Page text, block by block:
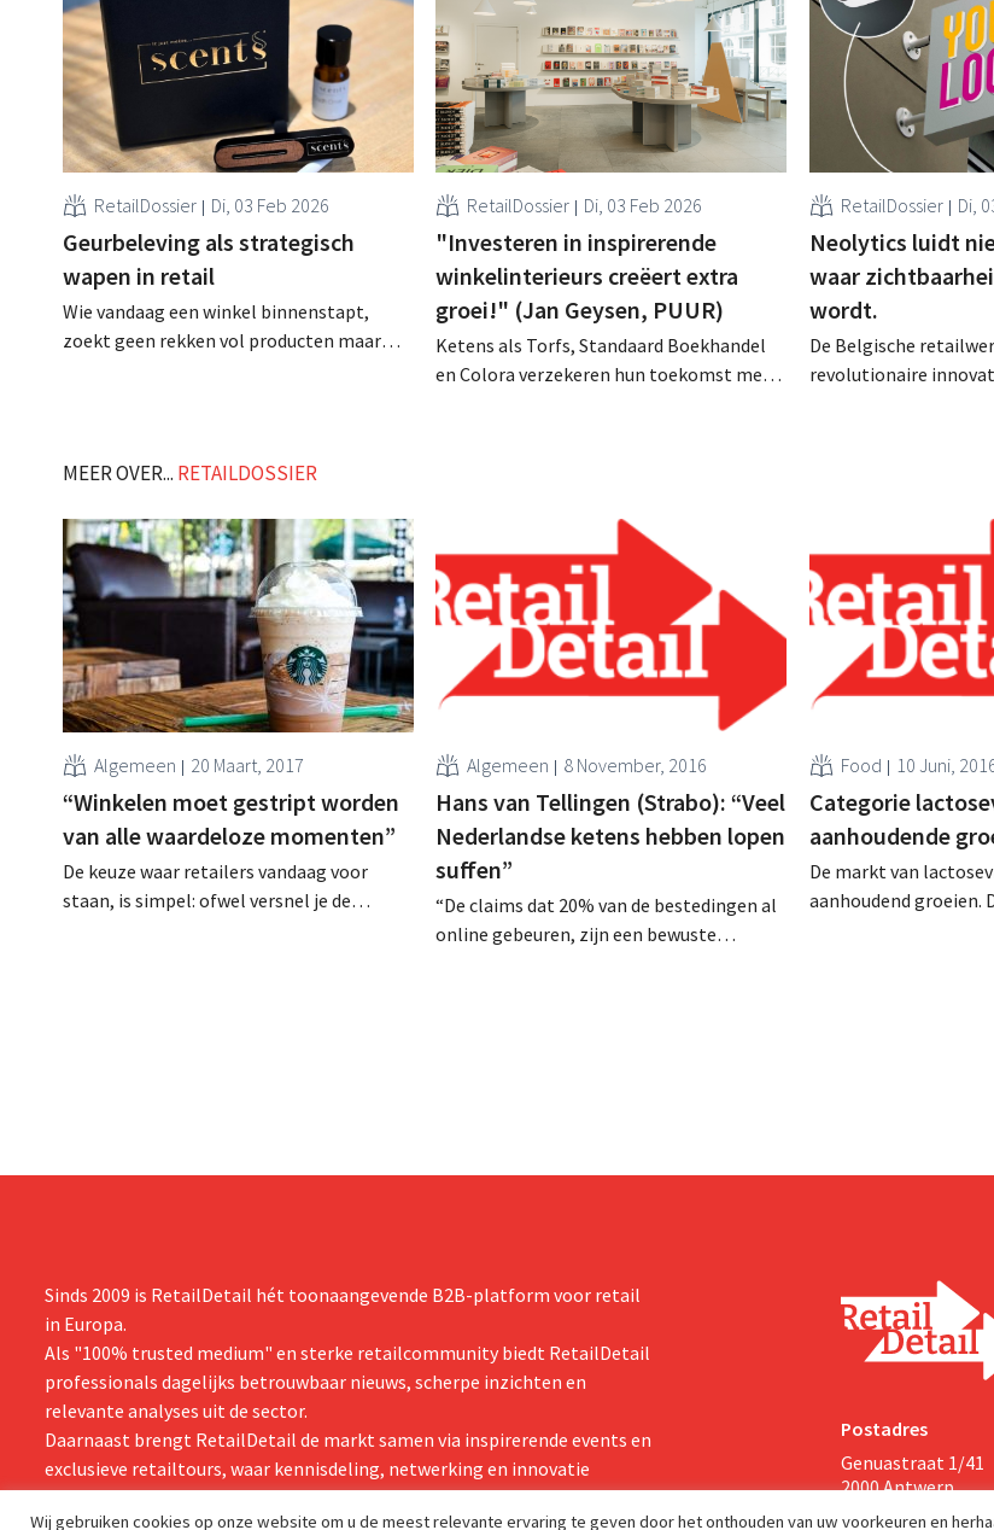
RetailDossier Di, 03 Feb 2026
Geurbeleving als strategisch
wapen in retail
Wie vandaag een winkel binnenstapt,
zoekt geen rekken vol producten maar
dus, opvallend vaak onderbenut. .
RetailDossier Di, 03 Feb 2026
"Investeren in inspirerende
winkelinterieurs creëert extra
groei!" (Jan Geysen, PUUR)
Ketens als Torfs, Standaard Boekhandel
en Colora verzekeren hun toekomst met
RetailDossier Di,
Neolytics luidt
waar
wordt.
De Belgische
revolutionaire
topdesign, bundelt
Retail Factory,
MEER OVER... RETAILDOSSIER
Algemeen 20 Maart, 2017
“Winkelen moet gestript worden
van alle waardeloze momenten”
De keuze waar retailers vandaag voor
staan, is simpel: ofwel versnel je de
Algemeen 8 November, 2016
Hans van Tellingen (Strabo): “Veel
Nederlandse ketens hebben lopen
suffen”
“De claims dat 20% van de bestedingen al
online gebeuren, zijn een bewuste
Food 10 Juni,
Categorie
aanhoudende
De markt van
aanhoudend groeien.
Sinds 2009 is RetailDetail hét toonaangevende B2B-platform voor retail
in Europa.
Als "100% trusted medium" en sterke retailcommunity biedt RetailDetail
professionals dagelijks betrouwbaar nieuws, scherpe inzichten en
relevante analyses uit de sector.
Daarnaast brengt RetailDetail de markt samen via inspirerende events en
exclusieve retailtours, waar kennisdeling, netwerking en innovatie
centraal staan.
Postadres
Genuastraat 1/41
2000 Antwerp
Wij gebruiken cookies op onze website om u de meest relevante ervaring te geven door het onthouden van uw voorkeuren en